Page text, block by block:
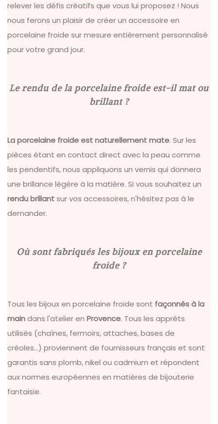
relever les défis créatifs que vous lui proposez ! Nous
nous ferons un plaisir de créer un accessoire en
porcelaine froide sur mesure entièrement personnalisé
pour votre grand jour.
Le rendu de la porcelaine froide est-il mat ou
brillant ?
La porcelaine froide est naturellement mate. Sur les
pièces étant en contact direct avec la peau comme
les pendentifs, nous appliquons un vernis qui donnera
une brillance légère à la matière. Si vous souhaitez un
rendu brillantsur vos accessoires, n'hésitez pas à le
demander.
Où sont fabriqués les bijoux en porcelaine
froide ?
Tous les bijoux en porcelaine froide sont façonnés à la
maindans l'atelier en Provence. Tous les apprêts
utilisés (chaînes, fermoirs, attaches, bases de
créoles...) proviennent de fournisseurs français et sont
garantis sans plomb, nikel ou cadmium et répondent
aux normes européennes en matières de bijouterie
fantaisie.